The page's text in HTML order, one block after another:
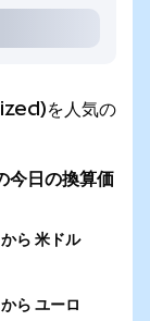
を人気の
日の換算価
ら 米ドル
ら ユーロ